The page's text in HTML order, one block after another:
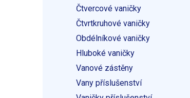
Čtvercové vaničky
Čtvrtkruhové vaničky
Obdélníkové vaničky
Hluboké vaničky
Vanové zástěny
Vany příslušenství